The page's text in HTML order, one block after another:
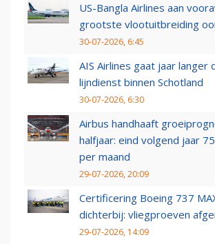
US-Bangla Airlines aan
grootste vlootuitbreiding
30-07-2026, 6:45
AIS Airlines gaat jaar langer
lijndienst binnen Schotland
30-07-2026, 6:30
Airbus handhaaft
halfjaar: eind volgend jaar
per maand
29-07-2026, 20:09
Certificering Boeing 737
dichterbij: vliegproeven
29-07-2026, 14:09